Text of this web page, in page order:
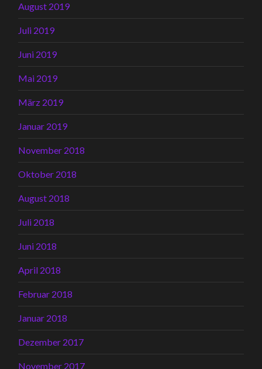
August 2019
Juli 2019
Juni 2019
Mai 2019
März 2019
Januar 2019
November 2018
Oktober 2018
August 2018
Juli 2018
Juni 2018
April 2018
Februar 2018
Januar 2018
Dezember 2017
November 2017